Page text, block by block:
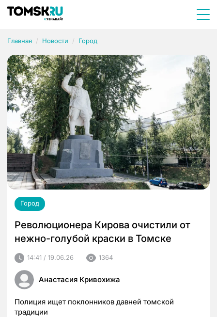
Главная Новости Город
Город
Революционера Кирова очистили от
нежно-голубой краски в Томске
14:41 / 19.06.26 1364
Анастасия Кривохижа
Полиция ищет поклонников давней томской
традиции